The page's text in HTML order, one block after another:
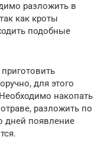
разложить в
как кроты
подобные
для этого
накопать
разложить по
дней появление